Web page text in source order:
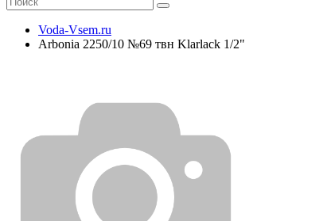
Voda-Vsem.ru
Arbonia 2250/10 №69 твн Klarlack 1/2"